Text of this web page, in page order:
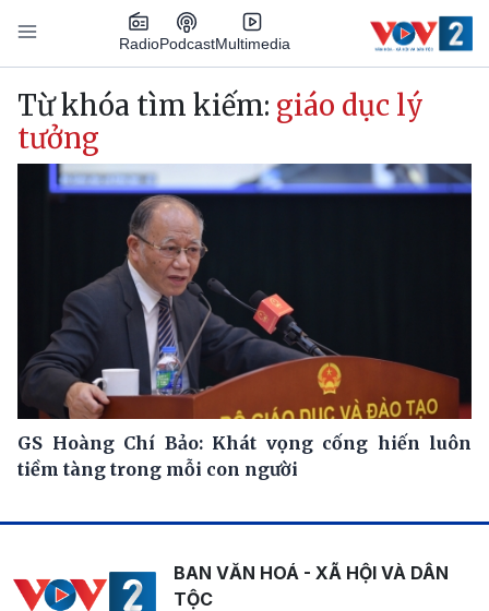
Nhảy đến nội dung
RadioPodcastMultimedia
Main navigation
Từ khóa tìm kiếm: giáo dục lý
tưởng
GS Hoàng Chí Bảo: Khát vọng cống hiến luôn
tiềm tàng trong mỗi con người
BAN VĂN HOÁ - XÃ HỘI VÀ DÂN
TỘC